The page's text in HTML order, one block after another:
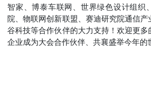
智家、博泰车联网、世界绿色设计组织
院、物联网创新联盟、赛迪研究院通信
谷科技等合作伙伴的大力支持！欢迎更多
企业成为大会合作伙伴、共襄盛举今年的